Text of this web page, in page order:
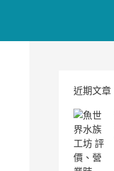
近期文章